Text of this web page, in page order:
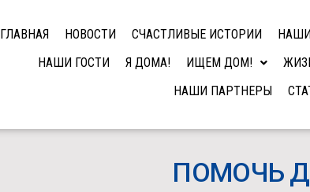
ГЛАВНАЯ НОВОСТИ СЧАСТЛИВЫЕ ИСТОРИИ
НАШИ ГОСТИ
Я ДОМА! ИЩЕМ ДОМ!
НАШИ ПАРТНЕРЫ
ПОМОЧЬ